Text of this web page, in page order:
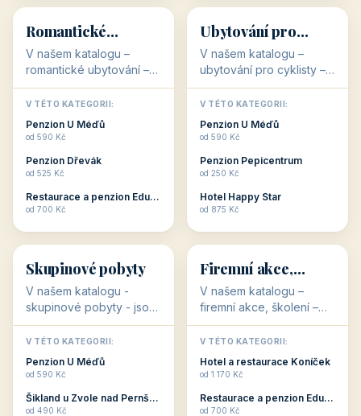
💕
Romantické
ubytování
V našem katalogu –
romantické ubytování –
jsou pro Vás připraveny
objekty, které svojí
stavbou, polohou anebo
zaměřením nabízí
Romantické ...
V TÉTO KATEGORII:
Penzion U Méďů
od 590 Kč
Penzion Dřevák
od 525 Kč
Restaurace a penzion Eduard
od 700 Kč
🚴 32 objektů
Ubytování pro
cyklisty
V našem katalogu –
ubytování pro cyklisty –
jsou pro Vás připraveny
objekty, které jsou na
milovníky cykloturistiky
připraveny. Většinou mají
V TÉTO KATEGORII:
Penzion U Méďů
od 590 Kč
Penzion Pepicentrum
od 250 Kč
Hotel Happy Star
od 875 Kč
👥
👥
32 objektů
Skupinové pobyty
V našem katalogu -
skupinové pobyty - jsou
pro Vás připraveny
objekty, které nabízí
ubytování skupin v
penzionech, hotelích a
Budete překva...
V TÉTO KATEGORII:
Penzion U Méďů
od 590 Kč
Šikland u Zvole nad Pernštejnem
od 490 Kč
💼
💼
31 objektů
Firemní akce,
školení
V našem katalogu –
firemní akce, školení –
jsou pro Vás připraveny
objekty, které mají
zkušenosti pořádat i
menší firemní akce a
ob...
V TÉTO KATEGORII:
Hotel a restaurace Koníček
od 1 170 Kč
Restaurace a penzion Eduard
od 700 Kč